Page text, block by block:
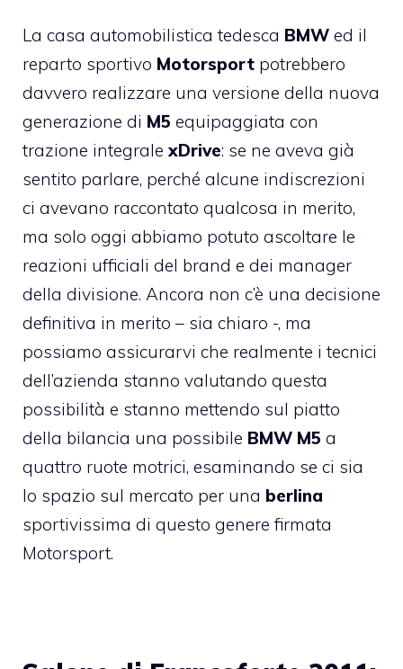
La casa automobilistica tedesca BMW ed il
reparto sportivo Motorsport potrebbero
davvero realizzare una versione della nuova
generazione di M5 equipaggiata con
trazione integrale xDrive: se ne aveva già
sentito parlare, perché alcune indiscrezioni
ci avevano raccontato qualcosa in merito,
ma solo oggi abbiamo potuto ascoltare le
reazioni ufficiali del brand e dei manager
della divisione. Ancora non c’è una decisione
definitiva in merito – sia chiaro -, ma
possiamo assicurarvi che realmente i tecnici
dell’azienda stanno valutando questa
possibilità e stanno mettendo sul piatto
della bilancia una possibile BMW M5 a
quattro ruote motrici, esaminando se ci sia
lo spazio sul mercato per una berlina
sportivissima di questo genere firmata
Motorsport.